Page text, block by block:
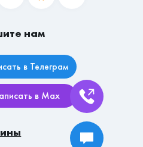
нам
в Телеграм
в Max